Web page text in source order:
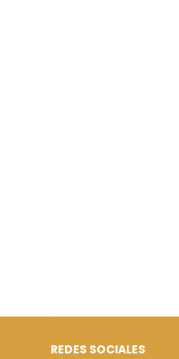
REDES SOCIALES